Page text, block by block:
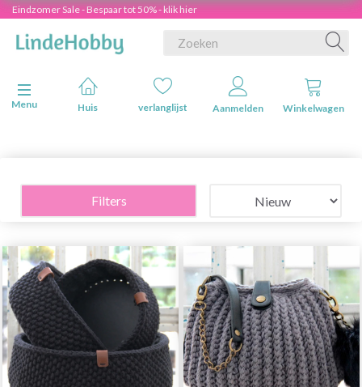
Eindzomer Sale - Bespaar tot 50% - klik hier
Navigatie in-/uitschakelen
Menu
Huis verlanglijst Aanmelden Winkelwagen
Filters